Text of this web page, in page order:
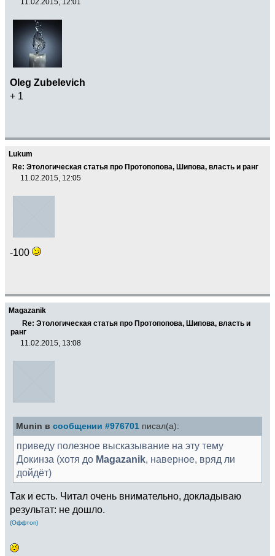
11.02.2015, 12:01
Oleg Zubelevich
+ 1
Lukum
Re: Этологическая статья про Протопопова, Шипова, власть и ранг
11.02.2015, 12:05
-100
Magazanik
Re: Этологическая статья про Протопопова, Шипова, власть и
ранг
11.02.2015, 13:08
Munin в сообщении #976701 писал(а):
приведу полезное высказывание на эту тему
Докинза (хотя до Magazanik, наверное, вряд ли
дойдёт)
Так и есть. Читал очень внимательно, докладываю
результат: не дошло.
(Оффтоп)